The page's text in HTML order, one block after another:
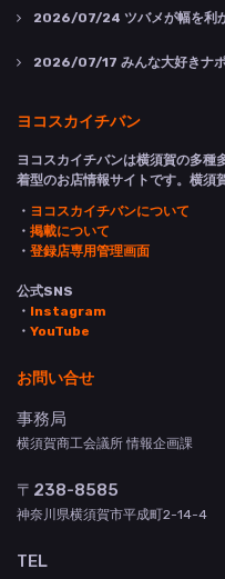
2026/07/24 ツバメが幅を利
2026/07/17 みんな大好きナ
ヨコスカイチバン
ヨコスカイチバンは横須賀の多
着型のお店情報サイトです。横須
・ ヨコスカイチバンについて
・ 掲載について
・ 登録店専用管理画面
公式SNS
・ Instagram
・ YouTube
お問い合せ
事務局
横須賀商工会議所 情報企画課
〒238-8585
神奈川県横須賀市平成町2-14-4
TEL